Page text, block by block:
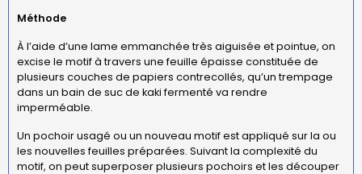
Méthode
À l’aide d’une lame emmanchée très aiguisée et pointue, on
excise le motif à travers une feuille épaisse constituée de
plusieurs couches de papiers contrecollés, qu’un trempage
dans un bain de suc de kaki fermenté va rendre
imperméable.
Un pochoir usagé ou un nouveau motif est appliqué sur la ou
les nouvelles feuilles préparées. Suivant la complexité du
motif, on peut superposer plusieurs pochoirs et les découper